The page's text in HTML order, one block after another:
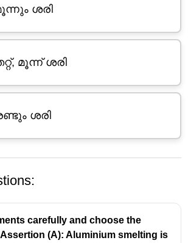
ശരി
മൂന്ന് ശരി
ശരി
carefully and choose the
(A): Aluminium smelting is